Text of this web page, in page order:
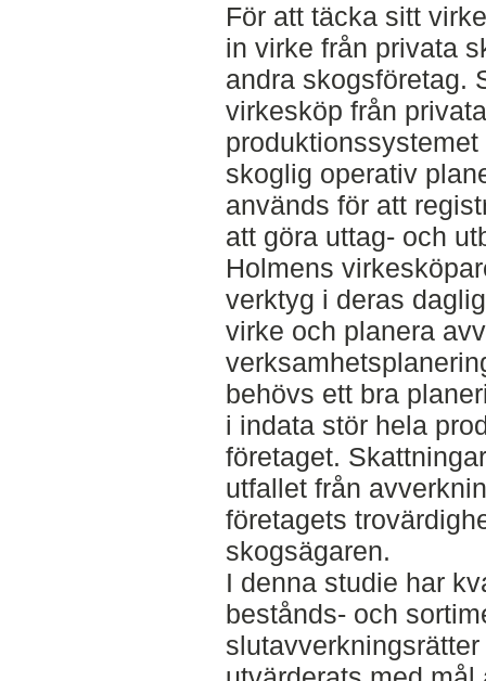
För att täcka sitt
in virke från privata
andra skogsföretag.
virkesköp från
skoglig operativ
används för att
att göra uttag- och
Holmens
verktyg i deras
virke och planera
behövs ett bra
i indata stör hela
företaget.
utfallet från
företagets
skogsägaren.
I denna studie har
bestånds- och